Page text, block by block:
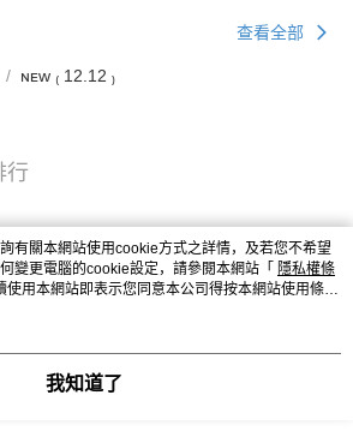
查看全部
ɴᴇᴡ ₍ 12.12 ₎
行
有關本網站使用cookie方式之詳情，及若您不希望
變更電腦的cookie設定，請參閱本網站「 隱私權條
使用本網站即表示您同意本公司得按本網站使用條款
我知道了